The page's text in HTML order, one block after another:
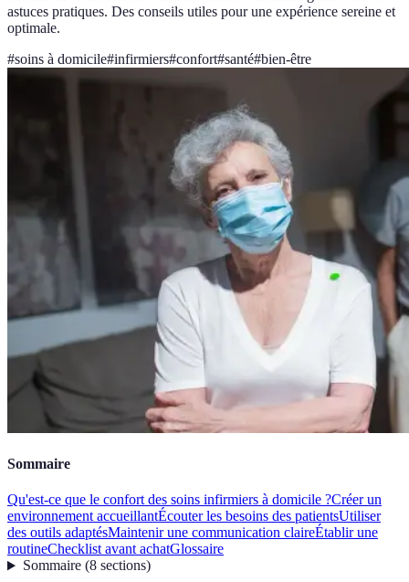
astuces pratiques. Des conseils utiles pour une expérience sereine et
optimale.
#soins à domicile#infirmiers#confort#santé#bien-être
Sommaire
Qu'est-ce que le confort des soins infirmiers à domicile ?Créer un
environnement accueillantÉcouter les besoins des patientsUtiliser
des outils adaptésMaintenir une communication claireÉtablir une
routineChecklist avant achatGlossaire
Sommaire(8 sections)